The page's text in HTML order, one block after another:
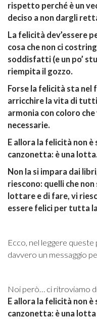
rispetto perché è un
deciso a non dargli
La felicità dev’essere
cosa che non ci
soddisfatti (e un po’
riempita il gozzo.
Forse la felicità sta nel
arricchire la vita di tutti
armonia con coloro
necessarie.
E allora la felicità non
canzonetta: è una lotta.
Non la si impara dai
riescono: quelli che
lottare e di fare, vi
essere felici per tutta
Ecco, nel leggere
davvero un messaggio
Noi però… ci ritroviamo
E allora la felicità non
canzonetta: è una